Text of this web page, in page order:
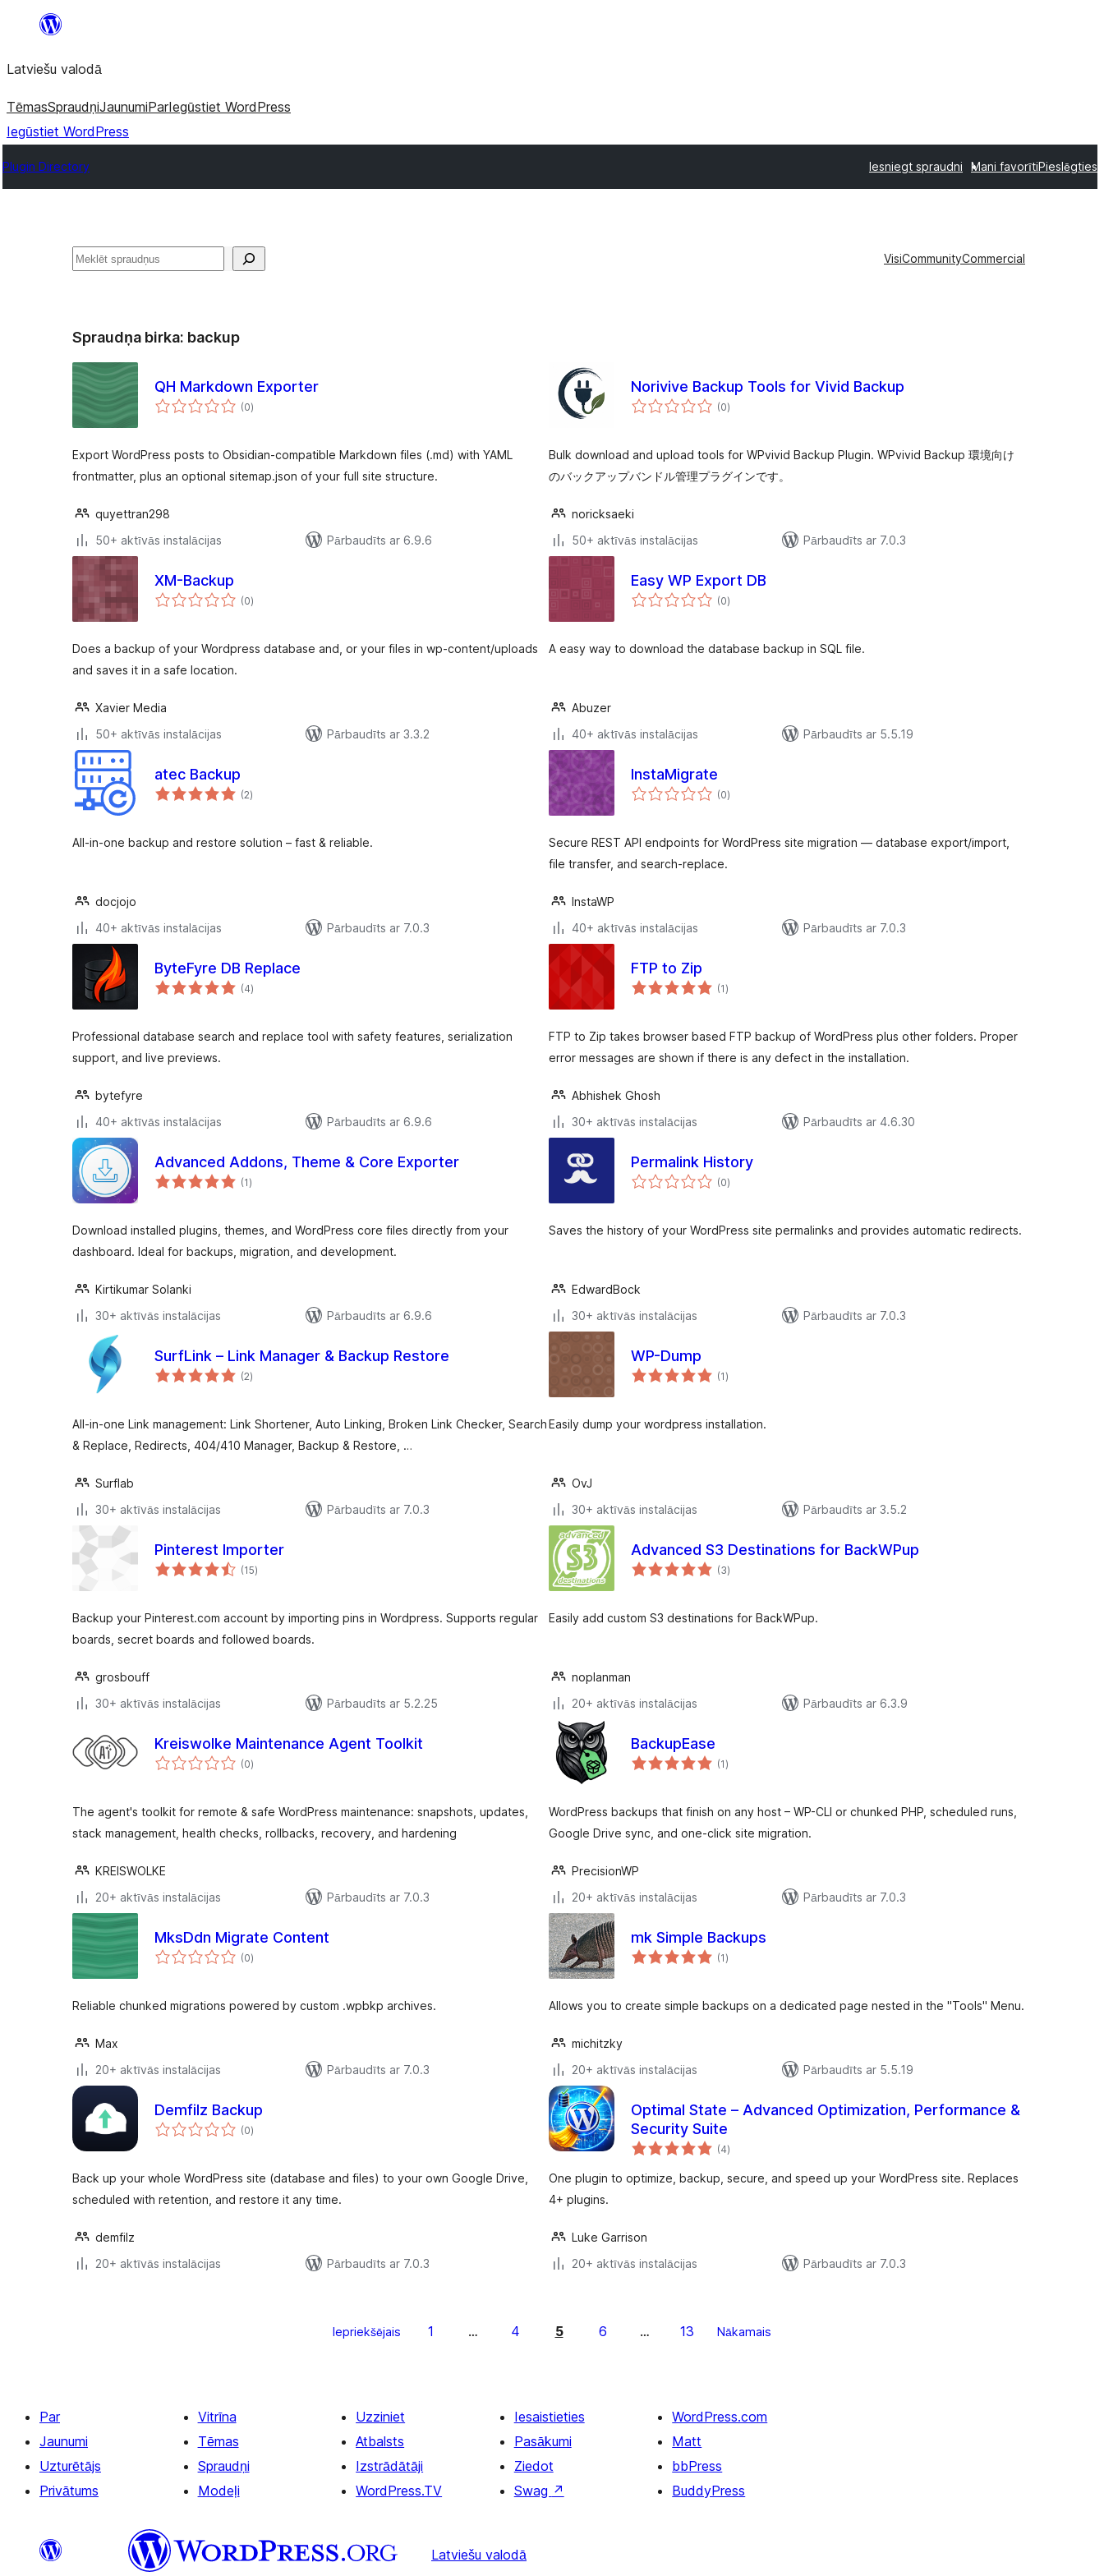
Pāriet
saturu
Latviešu valodā
TēmasSpraudņiJaunumiParIegūstiet WordPress
Iegūstiet WordPress
Plugin Directory Iesniegt spraudni Mani favorītiPieslēgties
Meklēt VisiCommunityCommercial
Spraudņa birka: backup
QH Markdown Exporter
(0vērtējumu
kopsumma
)
Export WordPress posts to Obsidian-compatible Markdown files (.md) with YAML
frontmatter, plus an optional sitemap.json of your full site structure.
quyettran298
50+ aktīvās instalācijas
Pārbaudīts ar 6.9.6
Norivive Backup Tools for Vivid Backup
(0vērtējumu
kopsumma
)
Bulk download and upload tools for WPvivid Backup Plugin. WPvivid Backup 環境向け
のバックアップバンドル管理プラグインです。
noricksaeki
50+ aktīvās instalācijas
Pārbaudīts ar 7.0.3
XM-Backup
(0vērtējumu
kopsumma
)
Does a backup of your Wordpress database and, or your files in wp-content/uploads
and saves it in a safe location.
Xavier Media
50+ aktīvās instalācijas
Pārbaudīts ar 3.3.2
Easy WP Export DB
(0vērtējumu
kopsumma
)
A easy way to download the database backup in SQL file.
Abuzer
40+ aktīvās instalācijas
Pārbaudīts ar 5.5.19
atec Backup
(2vērtējumu
kopsumma
)
All-in-one backup and restore solution – fast & reliable.
docjojo
40+ aktīvās instalācijas
Pārbaudīts ar 7.0.3
InstaMigrate
(0vērtējumu
kopsumma
)
Secure REST API endpoints for WordPress site migration — database export/import,
file transfer, and search-replace.
InstaWP
40+ aktīvās instalācijas
Pārbaudīts ar 7.0.3
ByteFyre DB Replace
(4vērtējumu
kopsumma
)
Professional database search and replace tool with safety features, serialization
support, and live previews.
bytefyre
40+ aktīvās instalācijas
Pārbaudīts ar 6.9.6
FTP to Zip
(1vērtējumu
kopsumma
)
FTP to Zip takes browser based FTP backup of WordPress plus other folders. Proper
error messages are shown if there is any defect in the installation.
Abhishek Ghosh
30+ aktīvās instalācijas
Pārbaudīts ar 4.6.30
Advanced Addons, Theme & Core Exporter
(1vērtējumu
kopsumma
)
Download installed plugins, themes, and WordPress core files directly from your
dashboard. Ideal for backups, migration, and development.
Kirtikumar Solanki
30+ aktīvās instalācijas
Pārbaudīts ar 6.9.6
Permalink History
(0vērtējumu
kopsumma
)
Saves the history of your WordPress site permalinks and provides automatic redirects.
EdwardBock
30+ aktīvās instalācijas
Pārbaudīts ar 7.0.3
SurfLink – Link Manager & Backup Restore
(2vērtējumu
kopsumma
)
All-in-one Link management: Link Shortener, Auto Linking, Broken Link Checker, Search
& Replace, Redirects, 404/410 Manager, Backup & Restore, …
Surflab
30+ aktīvās instalācijas
Pārbaudīts ar 7.0.3
WP-Dump
(1vērtējumu
kopsumma
)
Easily dump your wordpress installation.
OvJ
30+ aktīvās instalācijas
Pārbaudīts ar 3.5.2
Pinterest Importer
(15vērtējumu
kopsumma
)
Backup your Pinterest.com account by importing pins in Wordpress. Supports regular
boards, secret boards and followed boards.
grosbouff
30+ aktīvās instalācijas
Pārbaudīts ar 5.2.25
Advanced S3 Destinations for BackWPup
(3vērtējumu
kopsumma
)
Easily add custom S3 destinations for BackWPup.
noplanman
20+ aktīvās instalācijas
Pārbaudīts ar 6.3.9
Kreiswolke Maintenance Agent Toolkit
(0vērtējumu
kopsumma
)
The agent's toolkit for remote & safe WordPress maintenance: snapshots, updates,
stack management, health checks, rollbacks, recovery, and hardening
KREISWOLKE
20+ aktīvās instalācijas
Pārbaudīts ar 7.0.3
BackupEase
(1vērtējumu
kopsumma
)
WordPress backups that finish on any host – WP-CLI or chunked PHP, scheduled runs,
Google Drive sync, and one-click site migration.
PrecisionWP
20+ aktīvās instalācijas
Pārbaudīts ar 7.0.3
MksDdn Migrate Content
(0vērtējumu
kopsumma
)
Reliable chunked migrations powered by custom .wpbkp archives.
Max
20+ aktīvās instalācijas
Pārbaudīts ar 7.0.3
mk Simple Backups
(1vērtējumu
kopsumma
)
Allows you to create simple backups on a dedicated page nested in the "Tools" Menu.
michitzky
20+ aktīvās instalācijas
Pārbaudīts ar 5.5.19
Demfilz Backup
(0vērtējumu
kopsumma
)
Back up your whole WordPress site (database and files) to your own Google Drive,
scheduled with retention, and restore it any time.
demfilz
20+ aktīvās instalācijas
Pārbaudīts ar 7.0.3
Optimal State – Advanced Optimization, Performance &
Security Suite
(4vērtējumu
kopsumma
)
One plugin to optimize, backup, secure, and speed up your WordPress site. Replaces
4+ plugins.
Luke Garrison
20+ aktīvās instalācijas
Pārbaudīts ar 7.0.3
Iepriekšējais 1 … 4 5 6 … 13 Nākamais
Par
Jaunumi
Uzturētājs
Privātums
Vitrīna
Tēmas
Spraudņi
Modeļi
Uzziniet
Atbalsts
Izstrādātāji
WordPress.TV
Iesaistieties
Pasākumi
Ziedot
Swag ↗
WordPress.com
Matt
bbPress
BuddyPress
Latviešu valodā